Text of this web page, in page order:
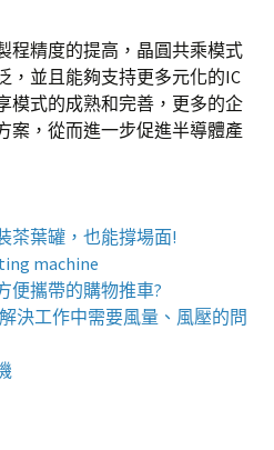
程精度的提高，晶圓共乘模式
，並且能夠支持更多元化的IC
模式的成熟和完善，更多的企
案，從而進一步促進半導體產
茶葉罐 ，也能撐場面!
machine
便攜帶的購物推車?
決工作中需要風量、風壓的問